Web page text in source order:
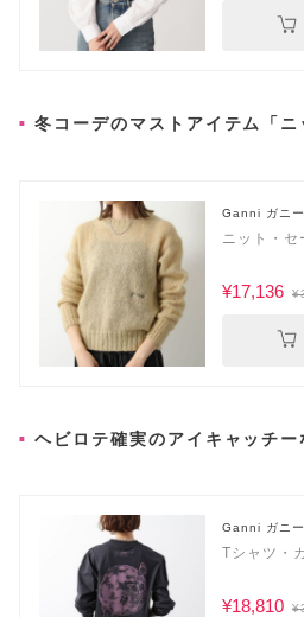
冬コーデのマストアイテム「ニ
Ganni ガニー
ニット・セ
¥17,136
ヘビロテ確実のアイキャッチー
Ganni ガニー
Tシャツ・
¥18,810